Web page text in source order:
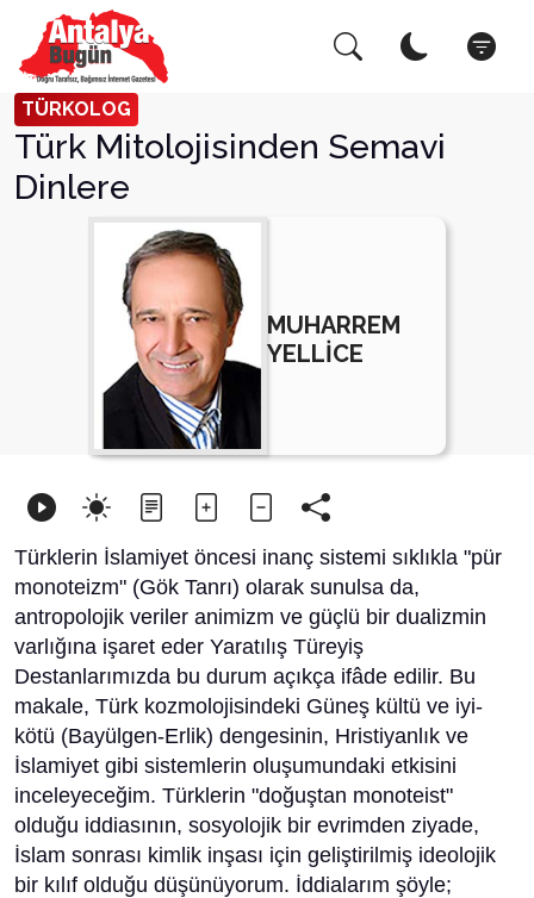
TÜRKOLOG
Türk Mitolojisinden Semavi
Dinlere
MUHARREM
YELLİCE
Türklerin İslamiyet öncesi inanç sistemi sıklıkla "pür
monoteizm" (Gök Tanrı) olarak sunulsa da,
antropolojik veriler animizm ve güçlü bir dualizmin
varlığına işaret eder Yaratılış Türeyiş
Destanlarımızda bu durum açıkça ifâde edilir. Bu
makale, Türk kozmolojisindeki Güneş kültü ve iyi-
kötü (Bayülgen-Erlik) dengesinin, Hristiyanlık ve
İslamiyet gibi sistemlerin oluşumundaki etkisini
inceleyeceğim. Türklerin "doğuştan monoteist"
olduğu iddiasının, sosyolojik bir evrimden ziyade,
İslam sonrası kimlik inşası için geliştirilmiş ideolojik
bir kılıf olduğu düşünüyorum. İddialarım şöyle;
Arama Yap! Kapat